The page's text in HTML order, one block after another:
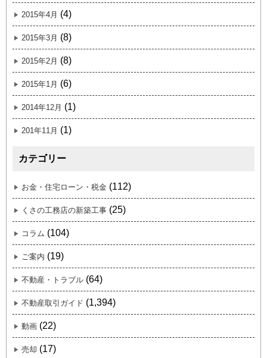
2015年4月 (4)
2015年3月 (8)
2015年2月 (8)
2015年1月 (6)
2014年12月 (1)
201年11月 (1)
カテゴリー
お金・住宅ローン・税金 (112)
くさの工務店の新築工事 (25)
コラム (104)
ご案内 (19)
不動産・トラブル (64)
不動産取引ガイド (1,394)
動画 (22)
売却 (17)